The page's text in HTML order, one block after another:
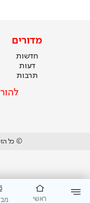
ראשי
מדורים
חדשות
דעות
תרבות
© כל